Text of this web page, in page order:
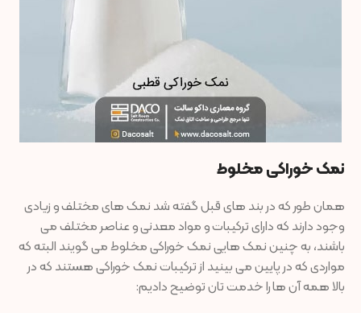
نمک خوراکی مخلوط
همان طور که در بند های قبل گفته شد نمک های مختلف و زیادی
وجود دارند که دارای ترکیبات و مواد معدنی و عناصر مختلف می
باشند، به چنین نمک هایی نمک خوراکی مخلوط می گویند البته که
مواردی که در پایین می بینید از ترکیبات نمک خوراکی هستند که در
بالا همه آن ها را خدمت تان توضیح دادیم: